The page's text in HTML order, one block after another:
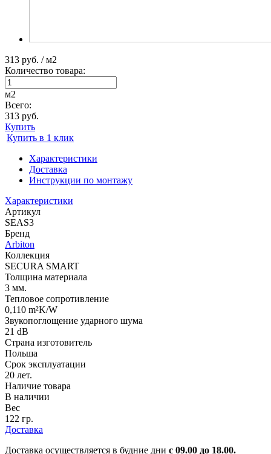
313 руб. / м2
Количество товара:
м2
Всего:
313 руб.
Купить
Купить в 1 клик
Характеристики
Доставка
Инструкции по монтажу
Характеристики
Артикул
SEAS3
Бренд
Arbiton
Коллекция
SECURA SMART
Толщина материала
3 мм.
Тепловое сопротивление
0,110 m²K/W
Звукопоглощение ударного шума
21 dB
Страна изготовитель
Польша
Срок эксплуатации
20 лет.
Наличие товара
В наличии
Вес
122 гр.
Доставка
Доставка осуществляется в будние дни с 09.00 до 18.00.